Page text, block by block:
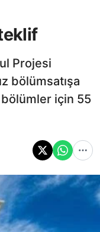
Projesi
bölümsatışa
bölümler için 55